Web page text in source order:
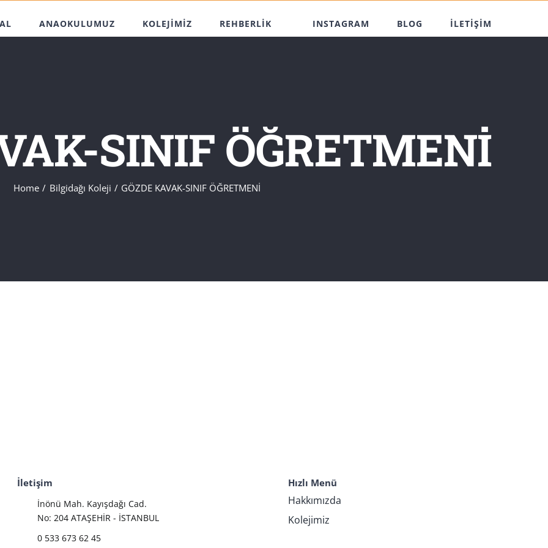
ANAOKULUMUZ KOLEJİMİZ REHBERLİK INSTAGRAM BLOG İLETİŞİM
SINIF ÖĞRETMENİ
Home Bilgidağı Koleji GÖZDE KAVAK-SINIF ÖĞRETMENİ
İletişim
İnönü Mah. Kayışdağı Cad.
No: 204 ATAŞEHİR - İSTANBUL
0 533 673 62 45
Hızlı Menü
Hakkımızda
Kolejimiz